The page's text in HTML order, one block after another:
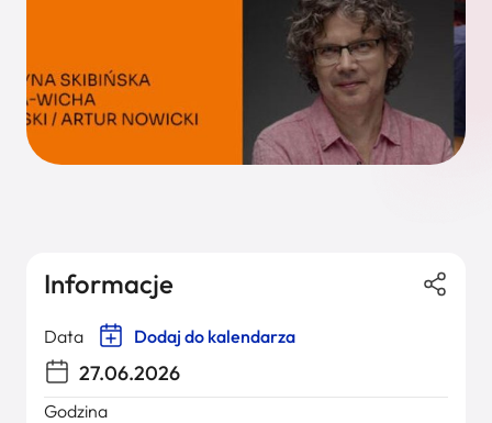
Informacje
Data Dodaj do kalendarza
27.06.2026
Godzina